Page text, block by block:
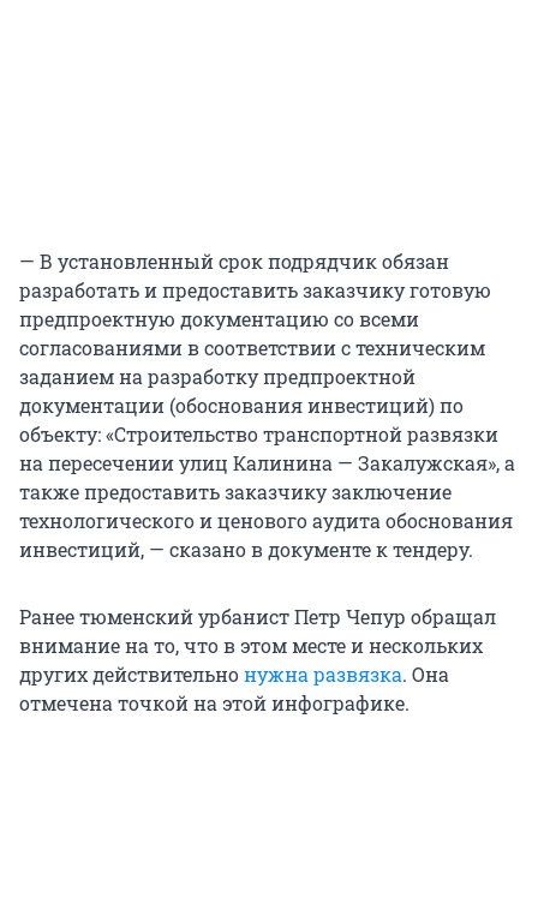
— В установленный срок подрядчик обязан
разработать и предоставить заказчику готовую
предпроектную документацию со всеми
согласованиями в соответствии с техническим
заданием на разработку предпроектной
документации (обоснования инвестиций) по
объекту: «Строительство транспортной развязки
на пересечении улиц Калинина — Закалужская», а
также предоставить заказчику заключение
технологического и ценового аудита обоснования
инвестиций, — сказано в документе к тендеру.
Ранее тюменский урбанист Петр Чепур обращал
внимание на то, что в этом месте и нескольких
других действительнонужна развязка. Она
отмечена точкой на этой инфографике.